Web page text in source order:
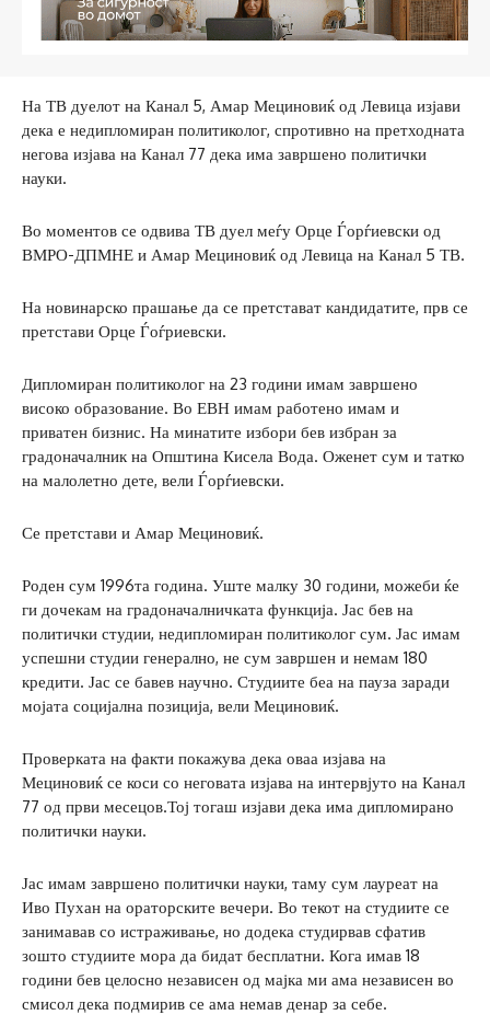
На ТВ дуелот на Канал 5, Амар Мециновиќ од Левица изјави
дека е недипломиран политиколог, спротивно на претходната
негова изјава на Канал 77 дека има завршено политички
науки.
Во моментов се одвива ТВ дуел меѓу Орце Ѓорѓиевски од
ВМРО-ДПМНЕ и Амар Мециновиќ од Левица на Канал 5 ТВ.
На новинарско прашање да се претстават кандидатите, прв се
претстави Орце Ѓоѓриевски.
Дипломиран политиколог на 23 години имам завршено
високо образование. Во ЕВН имам работено имам и
приватен бизнис. На минатите избори бев избран за
градоначалник на Општина Кисела Вода. Оженет сум и татко
на малолетно дете, вели Ѓорѓиевски.
Се претстави и Амар Мециновиќ.
Роден сум 1996та година. Уште малку 30 години, можеби ќе
ги дочекам на градоначалничката функција. Јас бев на
политички студии, недипломиран политиколог сум. Јас имам
успешни студии генерално, не сум завршен и немам 180
кредити. Јас се бавев научно. Студиите беа на пауза заради
мојата социјална позиција, вели Мециновиќ.
Проверката на факти покажува дека оваа изјава на
Мециновиќ се коси со неговата изјава на интервјуто на Канал
77 од први месецов.Тој тогаш изјави дека има дипломирано
политички науки.
Јас имам завршено политички науки, таму сум лауреат на
Иво Пухан на ораторските вечери. Во текот на студиите се
занимавав со истраживање, но додека студирвав сфатив
зошто студиите мора да бидат бесплатни. Кога имав 18
години бев целосно независен од мајка ми ама независен во
смисол дека подмирив се ама немав денар за себе.